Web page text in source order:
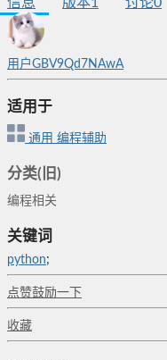
用户GBV9Qd7NAwA
适用于
通用 编程辅助
分类(旧)
编程相关
关键词
python;
点赞鼓励一下
收藏